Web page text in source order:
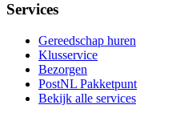
Services
Gereedschap huren
Klusservice
Bezorgen
PostNL Pakketpunt
Bekijk alle services